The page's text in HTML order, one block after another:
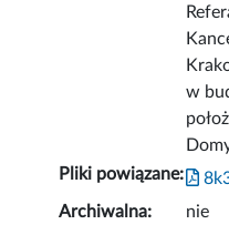
w
Pliki powiązane:
Archiwalna:
nie